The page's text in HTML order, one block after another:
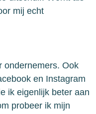
mij echt
ondernemers. Ook
en Instagram
ik eigenlijk beter aan
probeer ik mijn